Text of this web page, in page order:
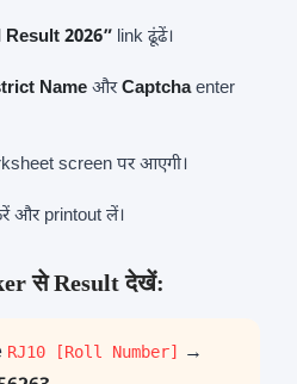
Result 2026” link ढूंढें।
Name औरCaptchaenter
screen पर आएगी।
और printout लें।
से Result देखें:
RJ10 [Roll Number]
→